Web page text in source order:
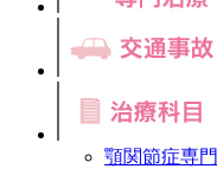
顎関節症専